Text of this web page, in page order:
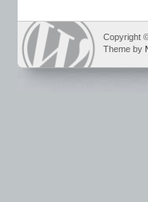
Copyright
Theme by